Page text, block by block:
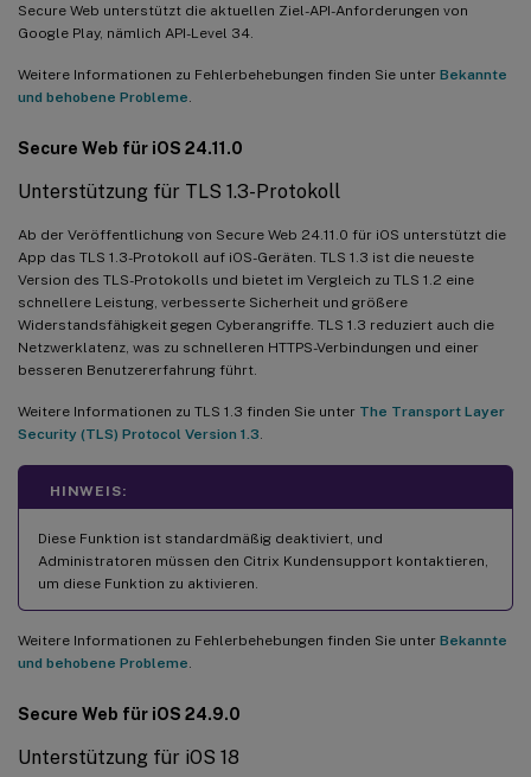
Secure Web unterstützt die aktuellen Ziel-API-Anforderungen von
Google Play, nämlich API-Level 34.
Weitere Informationen zu Fehlerbehebungen finden Sie unter Bekannte
und behobene Probleme
Secure Web für iOS 24.11.0
Unterstützung für TLS 1.3-Protokoll
Ab der Veröffentlichung von Secure Web 24.11.0 für iOS unterstützt die
App das TLS 1.3-Protokoll auf iOS-Geräten. TLS 1.3 ist die neueste
Version des TLS-Protokolls und bietet im Vergleich zu TLS 1.2 eine
schnellere Leistung, verbesserte Sicherheit und größere
Widerstandsfähigkeit gegen Cyberangriffe. TLS 1.3 reduziert auch die
Netzwerklatenz, was zu schnelleren HTTPS-Verbindungen und einer
besseren Benutzererfahrung führt.
Weitere Informationen zu TLS 1.3 finden Sie unter The Transport Layer
Security (TLS) Protocol Version 1.3
HINWEIS:
Diese Funktion ist standardmäßig deaktiviert, und
Administratoren müssen den Citrix Kundensupport kontaktieren,
um diese Funktion zu aktivieren.
Weitere Informationen zu Fehlerbehebungen finden Sie unter Bekannte
und behobene Probleme
Secure Web für iOS 24.9.0
Unterstützung für iOS 18